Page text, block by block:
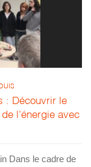
: Découvrir le
l’énergie avec
Dans le cadre de